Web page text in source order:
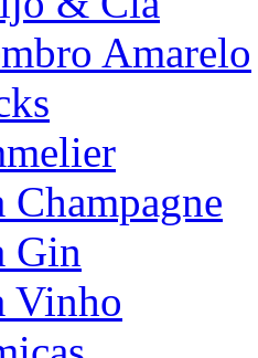
Amarelo
Champagne
Gin
Vinho